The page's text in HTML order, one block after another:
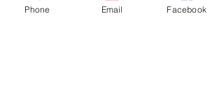
Phone Email Facebook